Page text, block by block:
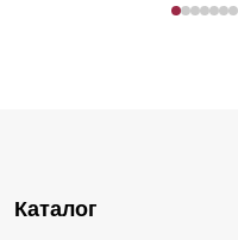
Каталог